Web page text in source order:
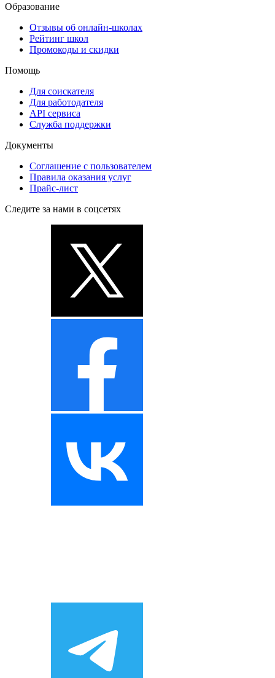
Образование
Отзывы об онлайн-школах
Рейтинг школ
Промокоды и скидки
Помощь
Для соискателя
Для работодателя
API сервиса
Служба поддержки
Документы
Соглашение с пользователем
Правила оказания услуг
Прайс-лист
Следите за нами в соцсетях